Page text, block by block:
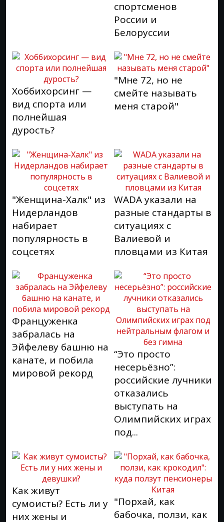
спортсменов
России и
Белоруссии
Хоббихорсинг —
вид спорта или
полнейшая
дурость?
"Мне 72, но не
смейте называть
меня старой"
"Женщина-Халк" из
Нидерландов
набирает
популярность в
соцсетях
WADA указали на
разные стандарты в
ситуациях с
Валиевой и
пловцами из Китая
Француженка
забралась на
Эйфелеву башню на
канате, и побила
мировой рекорд
“Это просто
несерьёзно”:
российские лучники
отказались
выступать на
Олимпийских играх
под...
Как живут
сумоисты? Есть ли у
них жены и
"Порхай, как
бабочка, ползи, как